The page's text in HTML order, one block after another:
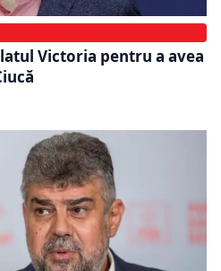
Victoria pentru a avea